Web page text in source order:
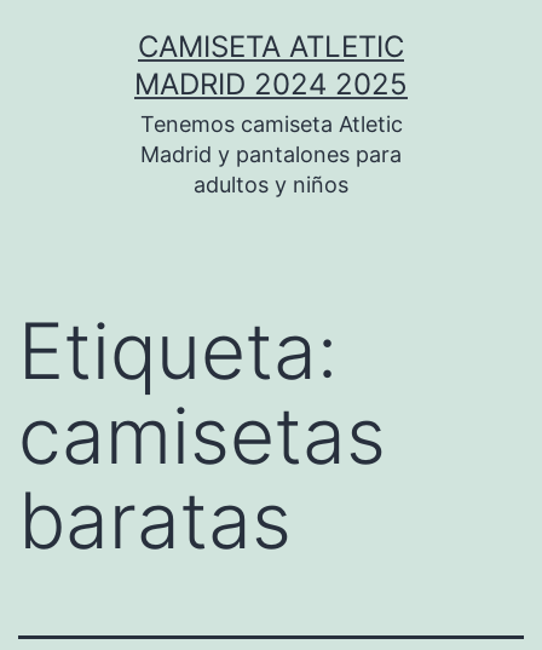
CAMISETA ATLETIC
MADRID 2024 2025
Tenemos camiseta Atletic
Madrid y pantalones para
adultos y niños
Etiqueta:
camisetas
baratas